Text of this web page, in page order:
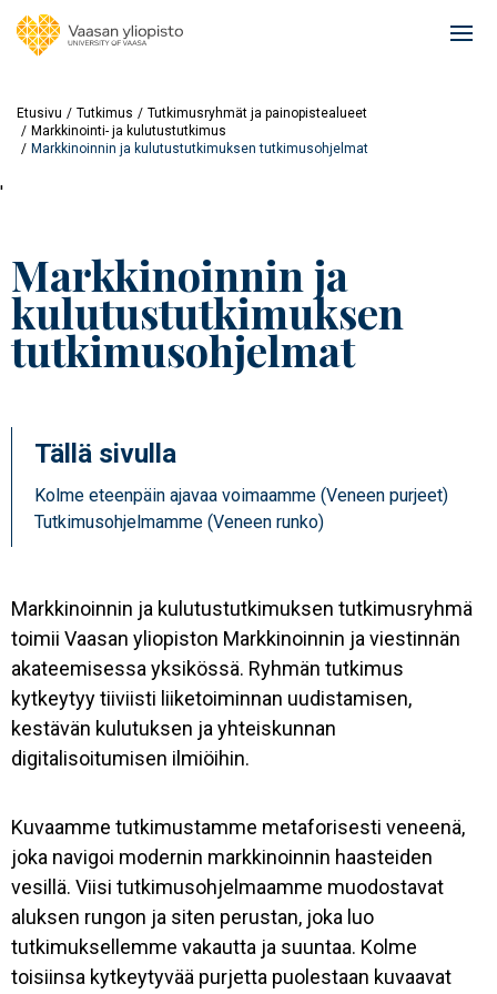
Etusivu Tutkimus
Tutkimusryhmät ja painopistealueet
Markkinointi- ja kulutustutkimus
Markkinoinnin ja kulutustutkimuksen tutkimusohjelmat
'
Markkinoinnin ja
kulutustutkimuksen
tutkimusohjelmat
Tällä sivulla
Kolme eteenpäin ajavaa voimaamme (Veneen purjeet)
Tutkimusohjelmamme (Veneen runko)
Markkinoinnin ja kulutustutkimuksen tutkimusryhmä
toimii Vaasan yliopiston Markkinoinnin ja viestinnän
akateemisessa yksikössä. Ryhmän tutkimus
kytkeytyy tiiviisti liiketoiminnan uudistamisen,
kestävän kulutuksen ja yhteiskunnan
digitalisoitumisen ilmiöihin.
Kuvaamme tutkimustamme metaforisesti veneenä,
joka navigoi modernin markkinoinnin haasteiden
vesillä. Viisi tutkimusohjelmaamme muodostavat
aluksen rungon ja siten perustan, joka luo
tutkimuksellemme vakautta ja suuntaa. Kolme
toisiinsa kytkeytyvää purjetta puolestaan kuvaavat